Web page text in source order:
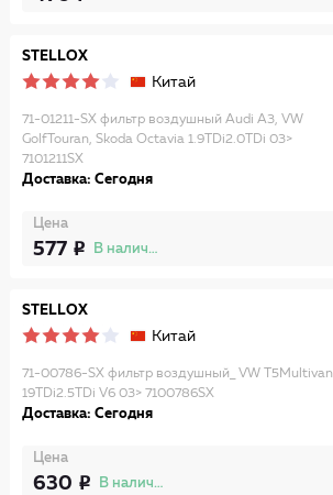
STELLOX
Китай
71-01211-SX фильтр воздушный Audi A3, VW
GolfTouran, Skoda Octavia 1.9TDi2.0TDi 03>
7101211SX
Доставка: Сегодня
Цена
577 В наличии
STELLOX
Китай
71-00786-SX фильтр воздушный_ VW T5Multivan
19TDi2.5TDi V6 03> 7100786SX
Доставка: Сегодня
Цена
630 В наличии